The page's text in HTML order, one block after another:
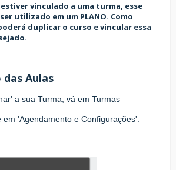
estiver vinculado a uma turma, esse
utilizado em um PLANO. Como
duplicar o curso e vincular essa
das Aulas
a sua Turma, vá em Turmas
em 'Agendamento e Configurações'.